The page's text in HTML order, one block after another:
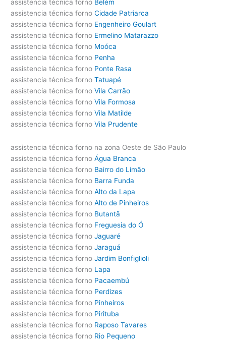
assistencia técnica forno Belém
assistencia técnica forno Cidade Patriarca
assistencia técnica forno Engenheiro Goulart
assistencia técnica forno Ermelino Matarazzo
assistencia técnica forno Moóca
assistencia técnica forno Penha
assistencia técnica forno Ponte Rasa
assistencia técnica forno Tatuapé
assistencia técnica forno Vila Carrão
assistencia técnica forno Vila Formosa
assistencia técnica forno Vila Matilde
assistencia técnica forno Vila Prudente
assistencia técnica forno na zona Oeste de São Paulo
assistencia técnica forno Água Branca
assistencia técnica forno Bairro do Limão
assistencia técnica forno Barra Funda
assistencia técnica forno Alto da Lapa
assistencia técnica forno Alto de Pinheiros
assistencia técnica forno Butantã
assistencia técnica forno Freguesia do Ó
assistencia técnica forno Jaguaré
assistencia técnica forno Jaraguá
assistencia técnica forno Jardim Bonfiglioli
assistencia técnica forno Lapa
assistencia técnica forno Pacaembú
assistencia técnica forno Perdizes
assistencia técnica forno Pinheiros
assistencia técnica forno Pirituba
assistencia técnica forno Raposo Tavares
assistencia técnica forno Rio Pequeno